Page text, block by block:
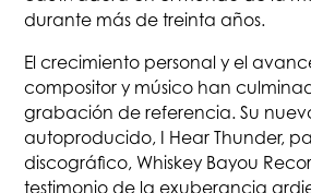
durante más de treinta años.
El crecimiento personal y el
compositor y músico han
grabación de referencia. Su
autoproducido, I Hear Thunder,
discográfico, Whiskey Bayou
testimonio de la exuberancia